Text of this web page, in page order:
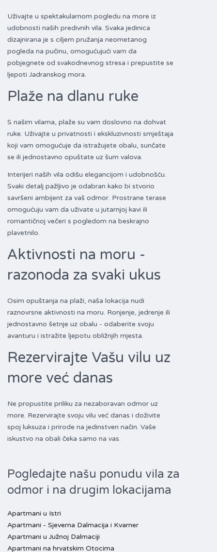
Uživajte u spektakularnom pogledu na more iz
udobnosti naših predivnih vila. Svaka jedinica
dizajnirana je s ciljem pružanja neometanog
pogleda na pučinu, omogućujući vam da
pobjegnete od svakodnevnog stresa i prepustite se
ljepoti Jadranskog mora.
Plaže na dlanu ruke
S našim vilama, plaže su vam doslovno na dohvat
ruke. Uživajte u privatnosti i ekskluzivnosti smještaja
koji vam omogućuje da istražujete obalu, sunčate
se ili jednostavno opuštate uz šum valova.
Interijeri naših vila odišu elegancijom i udobnošću.
Svaki detalj pažljivo je odabran kako bi stvorio
savršeni ambijent za vaš odmor. Prostrane terase
omogućuju vam da uživate u jutarnjoj kavi ili
romantičnoj večeri s pogledom na beskrajno
plavetnilo.
Aktivnosti na moru -
razonoda za svaki ukus
Osim opuštanja na plaži, naša lokacija nudi
raznovrsne aktivnosti na moru. Ronjenje, jedrenje ili
jednostavno šetnje uz obalu - odaberite svoju
avanturu i istražite ljepotu obližnjih mjesta.
Rezervirajte Vašu vilu uz
more već danas
Ne propustite priliku za nezaboravan odmor uz
more. Rezervirajte svoju vilu već danas i doživite
spoj luksuza i prirode na jedinstven način. Vaše
iskustvo na obali čeka samo na vas.
Pogledajte našu ponudu vila za
odmor i na drugim lokacijama
Apartmani u Istri
Apartmani - Sjeverna Dalmacija i Kvarner
Apartmani u Južnoj Dalmaciji
Apartmani na hrvatskim Otocima